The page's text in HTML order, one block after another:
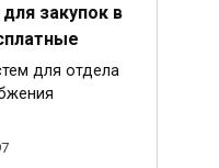
закупок в
для отдела